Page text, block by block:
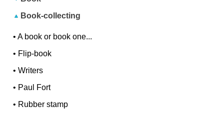
Book-collecting
•A book or book one...
• Flip-book
•Writers
• Paul Fort
• Rubber stamp